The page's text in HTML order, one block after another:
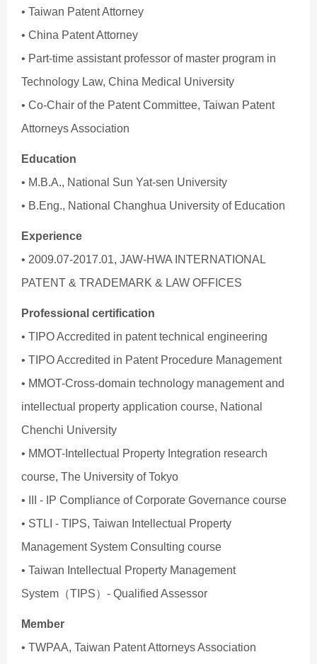
• Taiwan Patent Attorney
• China Patent Attorney
• Part-time assistant professor of master program in
Technology Law, China Medical University
• Co-Chair of the Patent Committee, Taiwan Patent
Attorneys Association
Education
• M.B.A., National Sun Yat-sen University
• B.Eng., National Changhua University of Education
Experience
• 2009.07-2017.01, JAW-HWA INTERNATIONAL
PATENT & TRADEMARK & LAW OFFICES
Professional certification
• TIPO Accredited in patent technical engineering
• TIPO Accredited in Patent Procedure Management
• MMOT-Cross-domain technology management and
intellectual property application course, National
Chenchi University
• MMOT-Intellectual Property Integration research
course, The University of Tokyo
• III - IP Compliance of Corporate Governance course
• STLI - TIPS, Taiwan Intellectual Property
Management System Consulting course
• Taiwan Intellectual Property Management
System（TIPS）- Qualified Assessor
Member
• TWPAA, Taiwan Patent Attorneys Association